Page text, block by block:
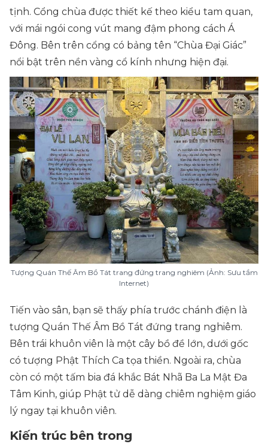
tịnh. Cổng chùa được thiết kế theo kiểu tam quan,
với mái ngói cong vút mang đậm phong cách Á
Đông. Bên trên cổng có bảng tên “Chùa Đại Giác”
nổi bật trên nền vàng cổ kính nhưng hiện đại.
Tượng Quán Thế Âm Bồ Tát trang đứng trang nghiêm (Ảnh: Sưu tầm
Internet)
Tiến vào sân, bạn sẽ thấy phía trước chánh điện là
tượng Quán Thế Âm Bồ Tát đứng trang nghiêm.
Bên trái khuôn viên là một cây bồ đề lớn, dưới gốc
có tượng Phật Thích Ca tọa thiền. Ngoài ra, chùa
còn có một tấm bia đá khắc Bát Nhã Ba La Mật Đa
Tâm Kinh, giúp Phật tử dễ dàng chiêm nghiệm giáo
lý ngay tại khuôn viên.
Kiến trúc bên trong